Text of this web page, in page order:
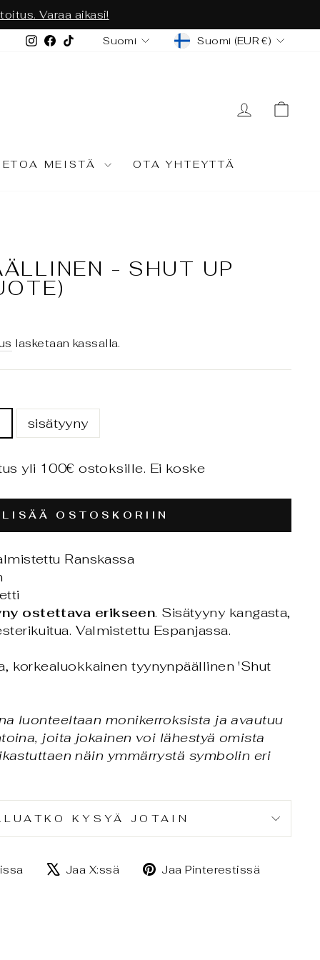
Varaa aikasi!
Instagram
Facebook
TikTokKIELI
Suomi VALUUTTA
Suomi (EUR €)
MEISTÄ OTA YHTEYTTÄ
- SHUT UP
lasketaan kassalla.
sisätyyny
yli 100€ ostoksille. Ei koske
LISÄÄ OSTOSKORIIN
Ranskassa
ostettava erikseen. Sisätyyny kangasta,
Valmistettu Espanjassa.
korkealuokkainen tyynynpäällinen 'Shut
luonteeltaan monikerroksista ja avautuu
joita jokainen voi lähestyä omista
näin ymmärrystä symbolin eri
KYSYÄ JOTAIN
Jaa
Jaa X:ssä
Jaa
Jaa Pinterestissä